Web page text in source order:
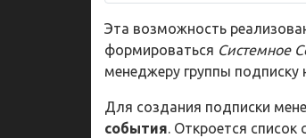
Эта возможность
формироваться Системное
менеджеру группы подписку
Для создания подписки
события. Откроется